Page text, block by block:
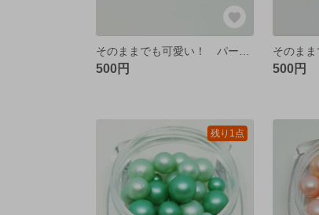
500円 500円
残り1点